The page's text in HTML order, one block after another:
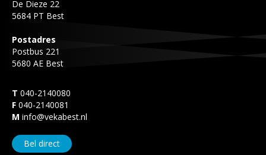
De Dieze 22
5684 PT Best
Postadres
Postbus 221
5680 AE Best
T 040-2140080
F 040-2140081
M info@vekabest.nl
Bel direct